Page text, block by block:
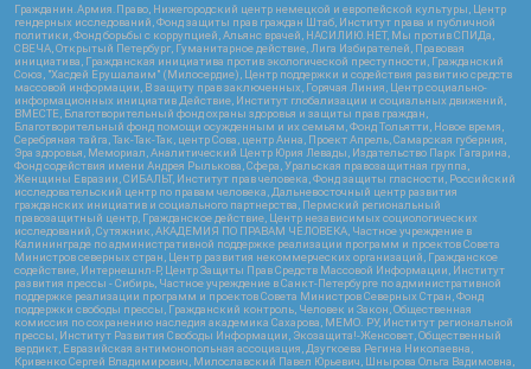
Гражданин.Армия.Право, Нижегородский центр немецкой и европейской культуры, Центр
гендерных исследований, Фонд защиты прав граждан Штаб, Институт права и публичной
политики, Фонд борьбы с коррупцией, Альянс врачей, НАСИЛИЮ.НЕТ, Мы против СПИДа,
СВЕЧА, Открытый Петербург, Гуманитарное действие, Лига Избирателей, Правовая
инициатива, Гражданская инициатива против экологической преступности, Гражданский
Союз, "Хасдей Ерушалаим" (Милосердие), Центр поддержки и содействия развитию средств
массовой информации, В защиту прав заключенных, Горячая Линия, Центр социально-
информационных инициатив Действие, Институт глобализации и социальных движений,
ВМЕСТЕ, Благотворительный фонд охраны здоровья и защиты прав граждан,
Благотворительный фонд помощи осужденным и их семьям, Фонд Тольятти, Новое время,
Серебряная тайга, Так-Так-Так, центр Сова, центр Анна, Проект Апрель, Самарская губерния,
Эра здоровья, Мемориал, Аналитический Центр Юрия Левады, Издательство Парк Гагарина,
Фонд содействия имени Андрея Рылькова, Сфера, Уральская правозащитная группа,
Женщины Евразии, СИБАЛЬТ, Институт прав человека, Фонд защиты гласности, Российский
исследовательский центр по правам человека, Дальневосточный центр развития
гражданских инициатив и социального партнерства, Пермский региональный
правозащитный центр, Гражданское действие, Центр независимых социологических
исследований, Сутяжник, АКАДЕМИЯ ПО ПРАВАМ ЧЕЛОВЕКА, Частное учреждение в
Калининграде по административной поддержке реализации программ и проектов Совета
Министров северных стран, Центр развития некоммерческих организаций, Гражданское
содействие, Интернешнл-Р, Центр Защиты Прав Средств Массовой Информации, Институт
развития прессы - Сибирь, Частное учреждение в Санкт-Петербурге по административной
поддержке реализации программ и проектов Совета Министров Северных Стран, Фонд
поддержки свободы прессы, Гражданский контроль, Человек и Закон, Общественная
комиссия по сохранению наследия академика Сахарова, МЕМО. РУ, Институт региональной
прессы, Институт Развития Свободы Информации, Экозащита!-Женсовет, Общественный
вердикт, Евразийская антимонопольная ассоциация, Дзугкоева Регина Николаевна,
Кривенко Сергей Владимирович, Милославский Павел Юрьевич, Шнырова Ольга Вадимовна,